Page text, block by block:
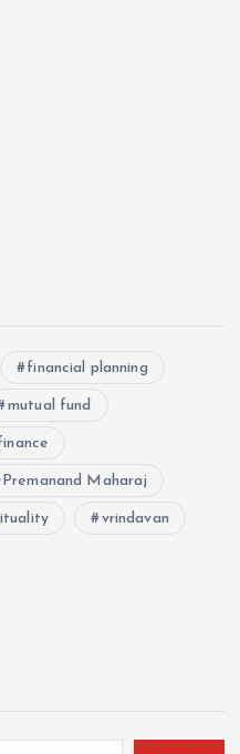
financial planning
mutual fund
Premanand Maharaj
vrindavan